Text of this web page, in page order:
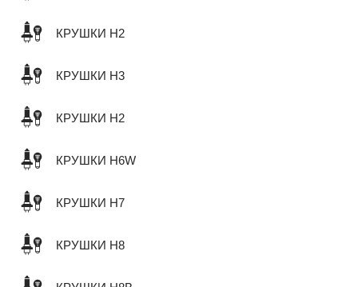
КРУШКИ H2
КРУШКИ H3
КРУШКИ H2
КРУШКИ H6W
КРУШКИ H7
КРУШКИ H8